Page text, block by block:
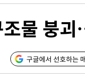
조물 붕
구글에서 선호하는